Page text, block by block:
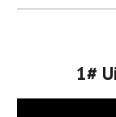
1#